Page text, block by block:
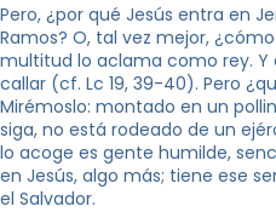
Pero, ¿por qué Jesús entra en
Ramos? O, tal vez mejor,
multitud lo aclama como rey. Y
callar (cf. Lc 19, 39-40). Pero
Mirémoslo: montado en un
siga, no está rodeado de un
lo acoge es gente humilde,
en Jesús, algo más; tiene ese
el Salvador.